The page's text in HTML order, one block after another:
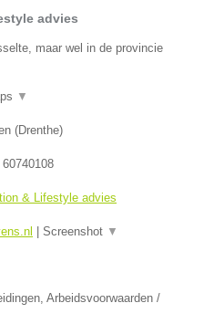
advies
maar wel in de provincie
▼
(Drenthe)
60740108
& Lifestyle advies
Screenshot ▼
Arbeidsvoorwaarden /